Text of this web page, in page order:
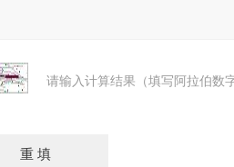
请输入计算结果（填写阿拉伯数